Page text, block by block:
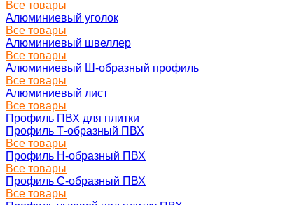
Все товары
Алюминиевый уголок
Все товары
Алюминиевый швеллер
Все товары
Алюминиевый Ш-образный профиль
Все товары
Алюминиевый лист
Все товары
Профиль ПВХ для плитки
Профиль Т-образный ПВХ
Все товары
Профиль H-образный ПВХ
Все товары
Профиль C-образный ПВХ
Все товары